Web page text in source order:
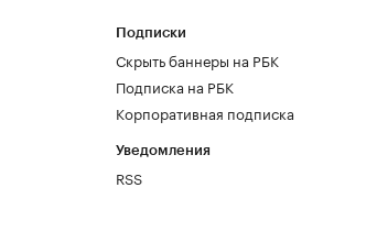
Подписки
Скрыть баннеры на РБК
Подписка на РБК
Корпоративная подписка
Уведомления
RSS